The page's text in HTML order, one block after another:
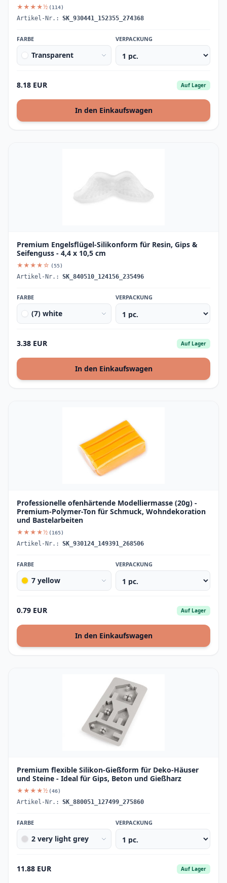
★★★★½ (114)
Artikel-Nr.: SK_930441_152355_274368
FARBE
Transparent
VERPACKUNG
8.18 EUR Auf Lager
In den Einkaufswagen
Premium Engelsflügel-Silikonform für Resin, Gips &
Seifenguss - 4,4 x 10,5 cm
★★★★☆ (55)
Artikel-Nr.: SK_840510_124156_235496
FARBE
(7) white
VERPACKUNG
3.38 EUR Auf Lager
In den Einkaufswagen
Professionelle ofenhärtende Modelliermasse (20g) -
Premium-Polymer-Ton für Schmuck, Wohndekoration
und Bastelarbeiten
★★★★½ (165)
Artikel-Nr.: SK_930124_149391_268506
FARBE
7 yellow
VERPACKUNG
0.79 EUR Auf Lager
In den Einkaufswagen
Premium flexible Silikon-Gießform für Deko-Häuser
und Steine - Ideal für Gips, Beton und Gießharz
★★★★½ (46)
Artikel-Nr.: SK_880051_127499_275860
FARBE
2 very light grey
VERPACKUNG
11.88 EUR Auf Lager